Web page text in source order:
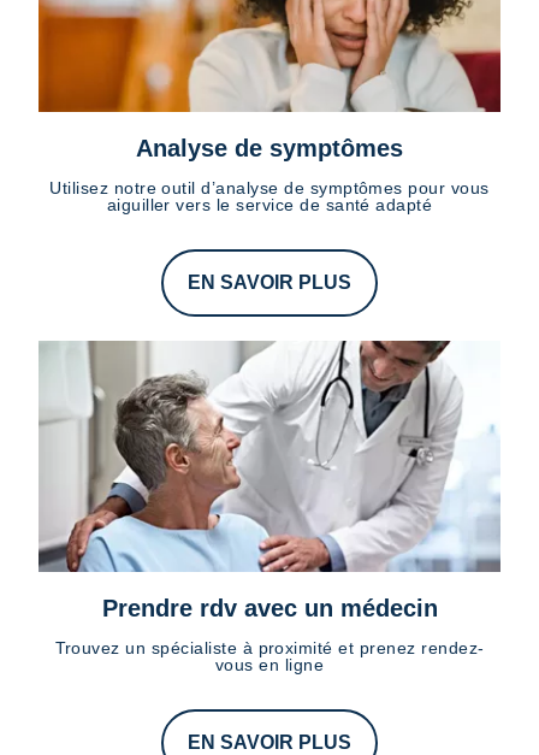
Analyse de symptômes
Utilisez notre outil d’analyse de symptômes pour vous
aiguiller vers le service de santé adapté
EN SAVOIR PLUS
Prendre rdv avec un médecin
Trouvez un spécialiste à proximité et prenez rendez-
vous en ligne
EN SAVOIR PLUS